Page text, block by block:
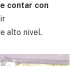
contar con
alto nivel.